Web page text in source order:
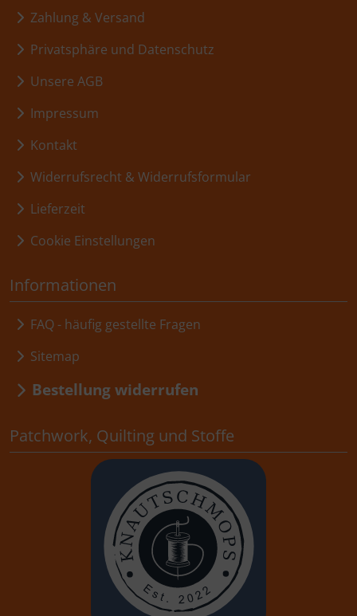
Zahlung & Versand
Privatsphäre und Datenschutz
Unsere AGB
Impressum
Kontakt
Widerrufsrecht & Widerrufsformular
Lieferzeit
Cookie Einstellungen
Informationen
FAQ - häufig gestellte Fragen
Sitemap
Bestellung widerrufen
Patchwork, Quilting und Stoffe